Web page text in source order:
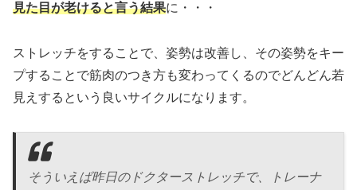
見た目が老けると言う結果に・・・
ストレッチをすることで、姿勢は改善し、その姿勢をキー
プすることで筋肉のつき方も変わってくるのでどんどん若
見えするという良いサイクルになります。
そういえば昨日のドクターストレッチで、トレーナ